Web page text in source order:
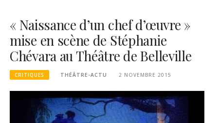
« Naissance d’un chef d’œuvre »
mise en scène de Stéphanie
Chévara au Théâtre de Belleville
CRITIQUES THÉÂTRE-ACTU 2 NOVEMBRE 2015